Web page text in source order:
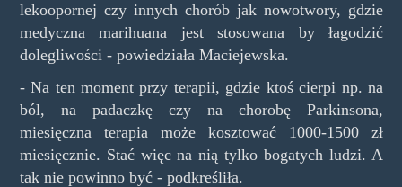
lekoopornej czy innych chorób jak nowotwory, gdzie
medyczna marihuana jest stosowana by łagodzić
dolegliwości - powiedziała Maciejewska.
- Na ten moment przy terapii, gdzie ktoś cierpi np. na
ból, na padaczkę czy na chorobę Parkinsona,
miesięczna terapia może kosztować 1000-1500 zł
miesięcznie. Stać więc na nią tylko bogatych ludzi. A
tak nie powinno być - podkreśliła.